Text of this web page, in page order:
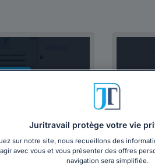
Juritravail protège votre vie
sur notre site, nous recueillons des
avec vous et vous présenter des offres
navigation sera simplifiée.